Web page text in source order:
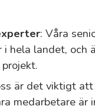
: Våra
hela landet, och
är det viktigt
medarbetare är